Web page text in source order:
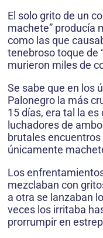
El solo grito de un
machete” producía
como las que
tenebroso toque de
murieron miles de
Se sabe que en los
Palonegro la más
15 días, era tal la
luchadores de
brutales
únicamente
Los
mezclaban con
a otra se lanzaban
veces los irritaba
prorrumpir en